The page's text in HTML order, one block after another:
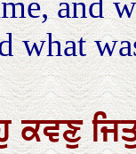
what
ਕਵਣੁ